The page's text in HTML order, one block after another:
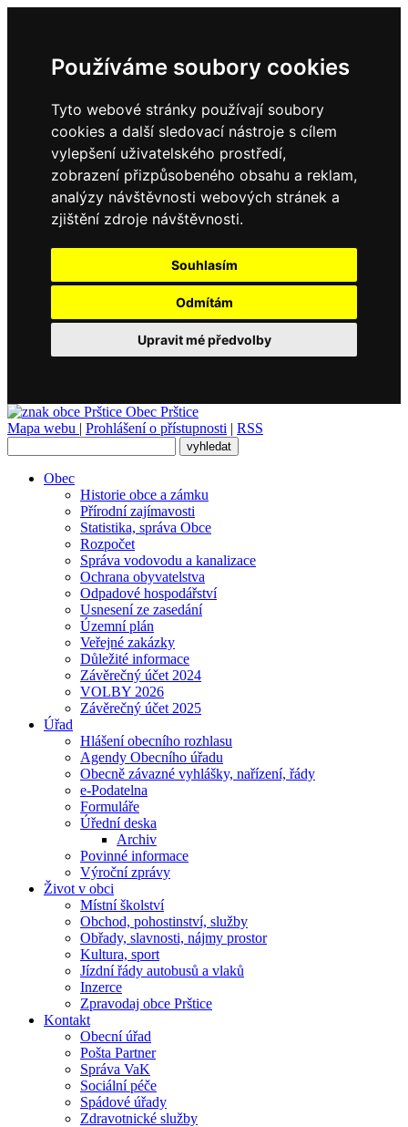
Používáme soubory cookies
Tyto webové stránky používají soubory
cookies a další sledovací nástroje s cílem
vylepšení uživatelského prostředí,
zobrazení přizpůsobeného obsahu a reklam,
analýzy návštěvnosti webových stránek a
zjištění zdroje návštěvnosti.
Souhlasím
Odmítám
Upravit mé předvolby
Obec Prštice
Mapa webu | Prohlášení o přístupnosti | RSS
Obec
Historie obce a zámku
Přírodní zajímavosti
Statistika, správa Obce
Rozpočet
Správa vodovodu a kanalizace
Ochrana obyvatelstva
Odpadové hospodářství
Usnesení ze zasedání
Územní plán
Veřejné zakázky
Důležité informace
Závěrečný účet 2024
VOLBY 2026
Závěrečný účet 2025
Úřad
Hlášení obecního rozhlasu
Agendy Obecního úřadu
Obecně závazné vyhlášky, nařízení, řády
e-Podatelna
Formuláře
Úřední deska
Archiv
Povinné informace
Výroční zprávy
Život v obci
Místní školství
Obchod, pohostinství, služby
Obřady, slavnosti, nájmy prostor
Kultura, sport
Jízdní řády autobusů a vlaků
Inzerce
Zpravodaj obce Prštice
Kontakt
Obecní úřad
Pošta Partner
Správa VaK
Sociální péče
Spádové úřady
Zdravotnické služby